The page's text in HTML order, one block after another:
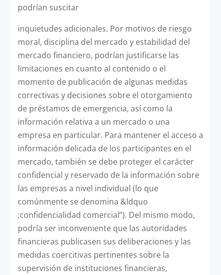
podrían suscitar
inquietudes adicionales. Por motivos de riesgo
moral, disciplina del mercado y estabilidad del
mercado financiero, podrían justificarse las
limitaciones en cuanto al contenido o el
momento de publicación de algunas medidas
correctivas y decisiones sobre el otorgamiento
de préstamos de emergencia, así como la
información relativa a un mercado o una
empresa en particular. Para mantener el acceso a
información delicada de los participantes en el
mercado, también se debe proteger el carácter
confidencial y reservado de la información sobre
las empresas a nivel individual (lo que
comúnmente se denomina &ldquo
;confidencialidad comercial”). Del mismo modo,
podría ser inconveniente que las autoridades
financieras publicasen sus deliberaciones y las
medidas coercitivas pertinentes sobre la
supervisión de instituciones financieras,